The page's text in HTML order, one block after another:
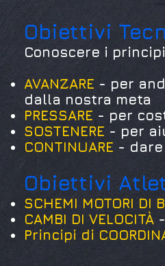
Obiettivi
Conoscere i
AVANZARE - per
dalla nostra meta
PRESSARE - per
SOSTENERE - per
CONTINUARE -
Obiettivi
SCHEMI MOTORI DI
CAMBI DI VELOCITÀ
Principi di